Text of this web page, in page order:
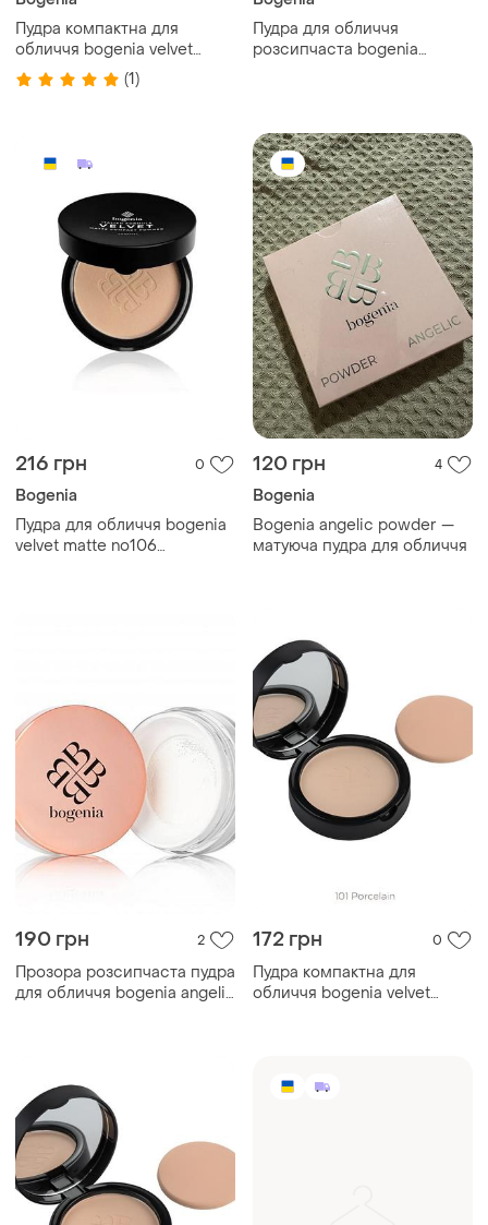
Пудра компактна для
обличчя bogenia velvet
matte powder (1)
Пудра для обличчя
розсипчаста bogenia
216 грн 0
Bogenia
Пудра для обличчя bogenia
velvet matte no106
120 грн 4
Bogenia
Bogenia angelic powder —
матуюча пудра для обличчя
190 грн 2
Прозора розсипчаста пудра
для обличчя bogenia angelic
172 грн 0
Пудра компактна для
обличчя bogenia velvet